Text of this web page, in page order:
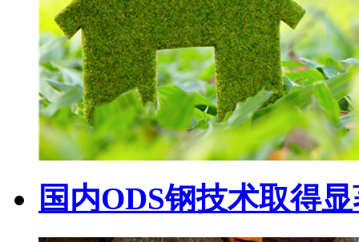
国内ODS钢技术取得